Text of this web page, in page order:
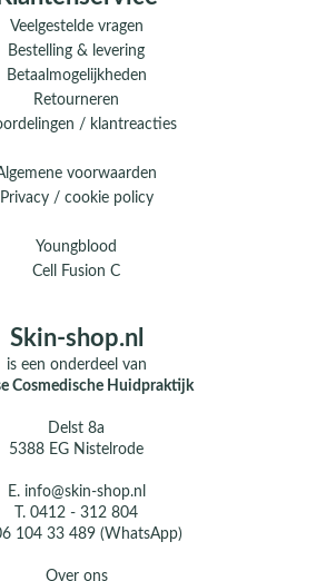
Veelgestelde vragen
Bestelling & levering
Betaalmogelijkheden
Retourneren
/ klantreacties
voorwaarden
Privacy / cookie policy
Youngblood
Cell Fusion C
Skin-shop.nl
is een onderdeel van
Cosmedische Huidpraktijk
Delst 8a
5388 EG Nistelrode
E. info@skin-shop.nl
T.0412 - 312 804
104 33 489 (WhatsApp)
Over ons